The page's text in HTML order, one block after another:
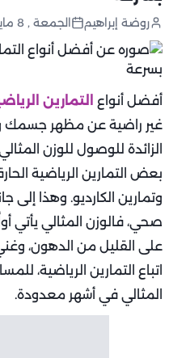
روضة إبراهيم الجمعة , 8 مايو 2026 ,12:39 م
أفضل أنواع التمارين
غير راضية عن مظهر جسمك
الزائدة للوصول للوزن
بعض التمارين الرياضية
وتمارين الكارديو. وهذا إلى
صحي، فالوزن المثالي
على القليل من الدهون،
اتباع التمارين الرياضية،
المثالي في أشهر معدودة.